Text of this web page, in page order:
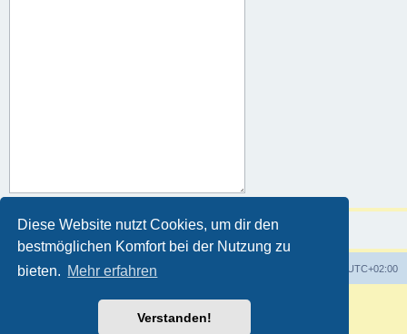
Diese Website nutzt Cookies, um dir den
bestmöglichen Komfort bei der Nutzung zu
bieten. Mehr erfahren
Verstanden!
Foren-Übersicht UTC+02:00
Powered byphpBB® Forum Software © phpBB Limited
Deutsche Übersetzung durch